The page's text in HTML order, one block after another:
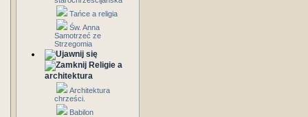
Tańce a religia
Św. Anna
Samotrzeć ze
Strzegomia
Religie a
architektura
Architektura
chrześci.
Babilon